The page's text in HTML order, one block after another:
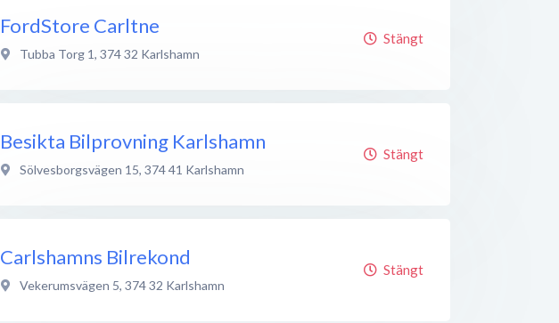
FordStore Carltne
Tubba Torg 1, 374 32 Karlshamn
Stängt
Besikta Bilprovning Karlshamn
Sölvesborgsvägen 15, 374 41 Karlshamn
Stängt
Carlshamns Bilrekond
Vekerumsvägen 5, 374 32 Karlshamn
Stängt